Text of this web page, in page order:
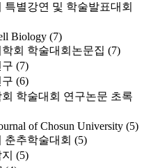
특별강연 및 학술발표대회
Biology (7)
회 학술대회논문집 (7)
(7)
(6)
학술대회 연구논문 초록
of Chosun University (5)
춘추학술대회 (5)
(5)